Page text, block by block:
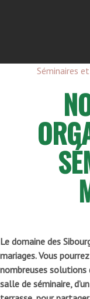
Séminaires
Le domaine des
mariages. Vous
nombreuses solutions
salle de séminaire,